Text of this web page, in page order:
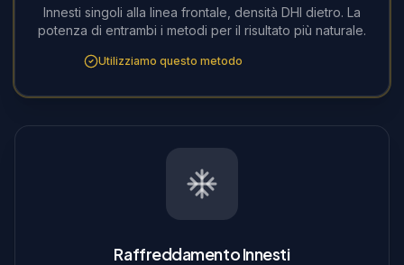
Innesti singoli alla linea frontale, densità DHI dietro. La
potenza di entrambi i metodi per il risultato più naturale.
Utilizziamo questo metodo
Raffreddamento Innesti